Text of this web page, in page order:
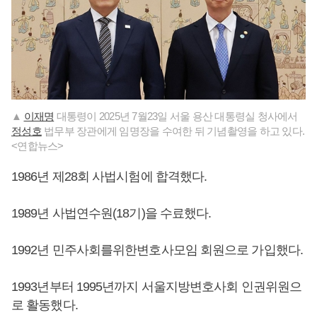
▲ 이재명 대통령이 2025년 7월23일 서울 용산 대통령실 청사에서
정성호 법무부 장관에게 임명장을 수여한 뒤 기념촬영을 하고 있다.
<연합뉴스>
1986년 제28회 사법시험에 합격했다.
1989년 사법연수원(18기)을 수료했다.
1992년 민주사회를위한변호사모임 회원으로 가입했다.
1993년부터 1995년까지 서울지방변호사회 인권위원으
로 활동했다.